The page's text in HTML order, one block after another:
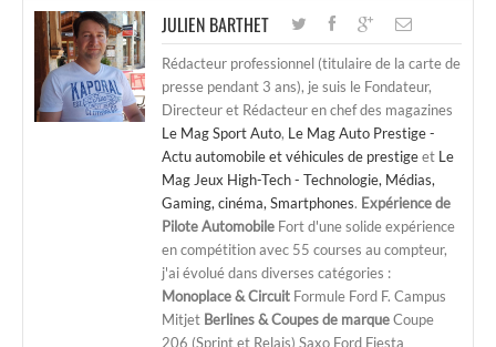
JULIEN BARTHET
Rédacteur professionnel (titulaire de la carte de
presse pendant 3 ans), je suis le Fondateur,
Directeur et Rédacteur en chef des magazines
Le Mag Sport Auto, Le Mag Auto Prestige -
Actu automobile et véhicules de prestigeet Le
Mag Jeux High-Tech - Technologie, Médias,
Gaming, cinéma, Smartphones. Expérience de
Pilote Automobile Fort d'une solide expérience
en compétition avec 55 courses au compteur,
j'ai évolué dans diverses catégories :
Monoplace & Circuit Formule Ford F. Campus
Mitjet Berlines & Coupes de marqueCoupe
206 (Sprint et Relais) Saxo Ford Fiesta